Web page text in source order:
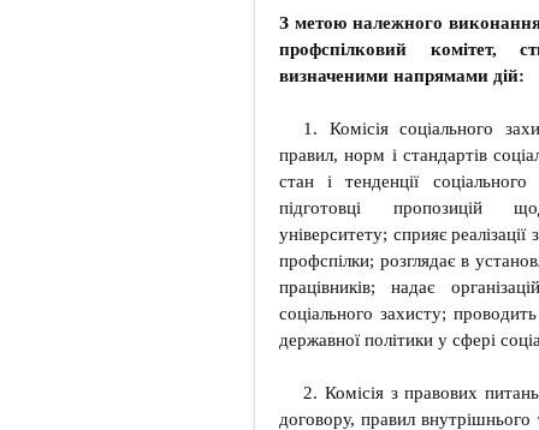
З метою належного
профспілковий комітет,
визначеними напрямами дій:
1. Комісія соціального
правил, норм і стандартів
стан і тенденції
підготовці пропозицій
університету; сприяє
профспілки; розглядає в
працівників; надає
соціального захисту;
державної політики у сфері
2. Комісія з правових
договору, правил